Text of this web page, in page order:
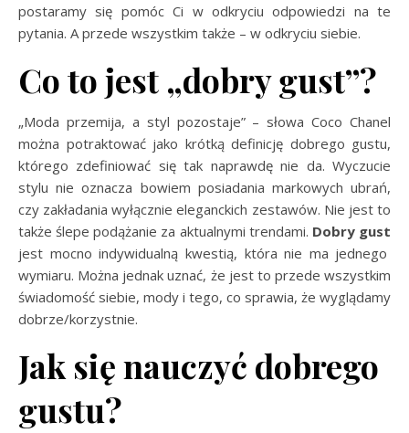
postaramy się pomóc Ci w odkryciu odpowiedzi na te
pytania. A przede wszystkim także – w odkryciu siebie.
Co to jest „dobry gust”?
„Moda przemija, a styl pozostaje” – słowa Coco Chanel
można potraktować jako krótką definicję dobrego gustu,
którego zdefiniować się tak naprawdę nie da. Wyczucie
stylu nie oznacza bowiem posiadania markowych ubrań,
czy zakładania wyłącznie eleganckich zestawów. Nie jest to
także ślepe podążanie za aktualnymi trendami. Dobry gust
jest mocno indywidualną kwestią, która nie ma jednego
wymiaru. Można jednak uznać, że jest to przede wszystkim
świadomość siebie, mody i tego, co sprawia, że wyglądamy
dobrze/korzystnie.
Jak się nauczyć dobrego
gustu?